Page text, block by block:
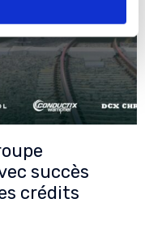
succès
crédits